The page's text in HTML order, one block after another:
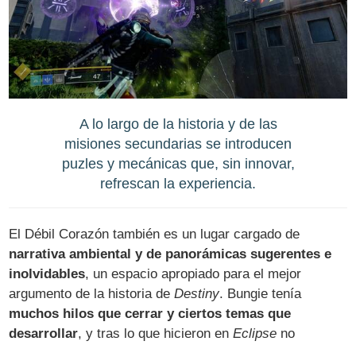
A lo largo de la historia y de las
misiones secundarias se introducen
puzles y mecánicas que, sin innovar,
refrescan la experiencia.
El Débil Corazón también es un lugar cargado de
narrativa ambiental y de panorámicas sugerentes e
inolvidables, un espacio apropiado para el mejor
argumento de la historia deDestiny. Bungie tenía
muchos hilos que cerrar y ciertos temas que
desarrollar, y tras lo que hicieron enEclipse no